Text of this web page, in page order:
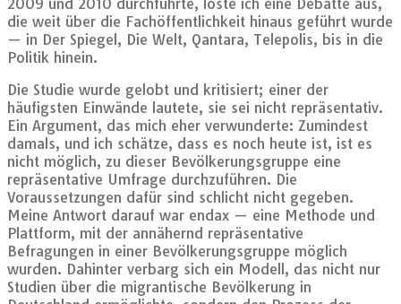
die weit über die Fachöffentlichkeit hinaus geführt wurde
— in Der Spiegel, Die Welt, Qantara, Telepolis, bis in die
Politik hinein.
Die Studie wurde gelobt und kritisiert; einer der
häufigsten Einwände lautete, sie sei nicht repräsentativ.
Ein Argument, das mich eher verwunderte: Zumindest
damals, und ich schätze, dass es noch heute ist, ist es
nicht möglich, zu dieser Bevölkerungsgruppe eine
repräsentative Umfrage durchzuführen. Die
Voraussetzungen dafür sind schlicht nicht gegeben.
Meine Antwort darauf war endax — eine Methode und
Plattform, mit der annähernd repräsentative
Befragungen in einer Bevölkerungsgruppe möglich
wurden. Dahinter verbarg sich ein Modell, das nicht nur
Studien über die migrantische Bevölkerung in